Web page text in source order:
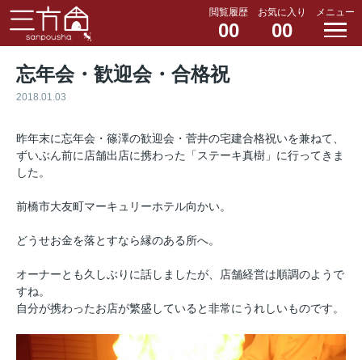
閲覧履歴
00
お気に入り
00
メニュー
忘年会・歓迎会・合格祝
2018.01.03
昨年末に忘年会・篠澤の歓迎会・菅井の宅建合格祝いを兼ねて、
ずいぶん前に店舗出店に携わった「ステーキ真樹」に行ってきま
した。
前橋市大友町マーキュリーホテル向かい。
どうせお金を落とすなら縁のある所へ。
オーナーとも久しぶりに話しましたが、店舗経営は順調のようで
すね。
自分が携わったお店が繁盛していると非常にうれしいものです。